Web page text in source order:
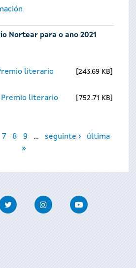
Nortear para o ano 2021
literario
243.69 KB
Premio literario
752.71 KB
7 8 9 … seguinte ›
última
»
Twitter InstagramYoutube